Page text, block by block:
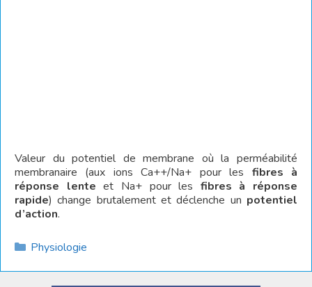
Valeur du potentiel de membrane où la perméabilité
membranaire (aux ions Ca++/Na+ pour les fibres à
réponse lente et Na+ pour les fibres à réponse
rapide) change brutalement et déclenche un potentiel
d’action.
Catégories
Physiologie